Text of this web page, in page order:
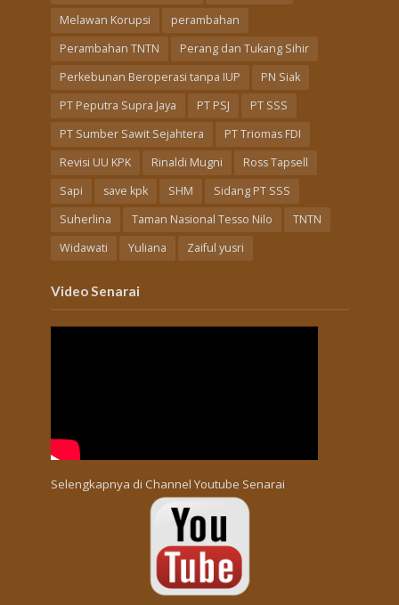
Melawan Korupsi
perambahan
Perambahan TNTN
Perang dan Tukang Sihir
Perkebunan Beroperasi tanpa IUP
PN Siak
PT Peputra Supra Jaya
PT PSJ
PT SSS
PT Sumber Sawit Sejahtera
PT Triomas FDI
Revisi UU KPK
Rinaldi Mugni
Ross Tapsell
Sapi
save kpk SHM
Sidang PT SSS
Suherlina
Taman Nasional Tesso Nilo
TNTN
Widawati
Yuliana Zaiful yusri
Video Senarai
Selengkapnya di Channel Youtube Senarai